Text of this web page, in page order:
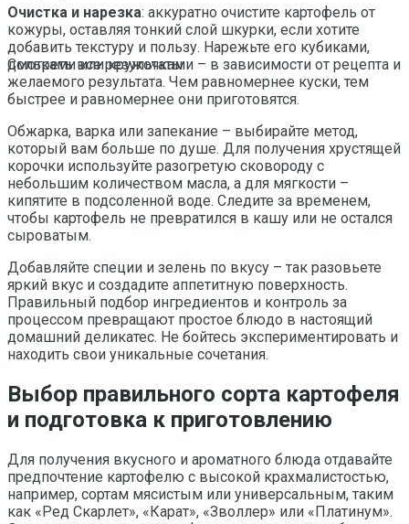
Смотреть все результаты
Очистка и нарезка: аккуратно очистите картофель от
кожуры, оставляя тонкий слой шкурки, если хотите
добавить текстуру и пользу. Нарежьте его кубиками,
дольками или кружочками – в зависимости от рецепта и
желаемого результата. Чем равномернее куски, тем
быстрее и равномернее они приготовятся.
Обжарка, варка или запекание – выбирайте метод,
который вам больше по душе. Для получения хрустящей
корочки используйте разогретую сковороду с
небольшим количеством масла, а для мягкости –
кипятите в подсоленной воде. Следите за временем,
чтобы картофель не превратился в кашу или не остался
сыроватым.
Добавляйте специи и зелень по вкусу – так разовьете
яркий вкус и создадите аппетитную поверхность.
Правильный подбор ингредиентов и контроль за
процессом превращают простое блюдо в настоящий
домашний деликатес. Не бойтесь экспериментировать и
находить свои уникальные сочетания.
Выбор правильного сорта картофеля
и подготовка к приготовлению
Для получения вкусного и ароматного блюда отдавайте
предпочтение картофелю с высокой крахмалистостью,
например, сортам мясистым или универсальным, таким
как «Ред Скарлет», «Карат», «Зволлер» или «Платинум».